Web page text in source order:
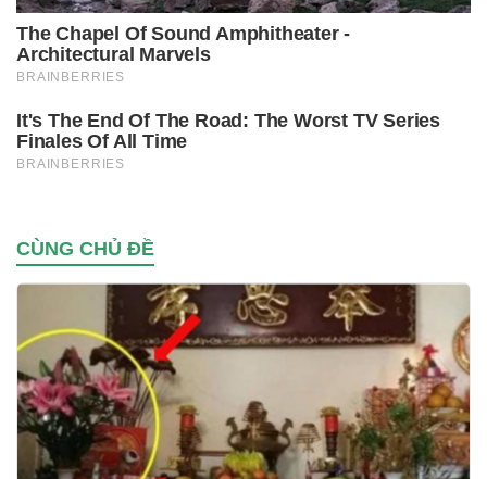
CÙNG CHỦ ĐỀ